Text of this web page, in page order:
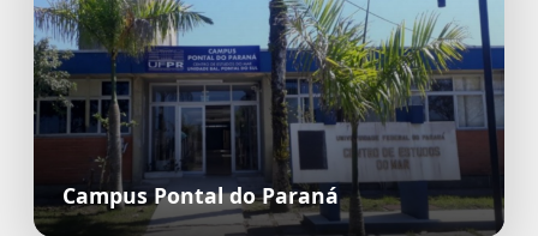
Campus Pontal do Paraná